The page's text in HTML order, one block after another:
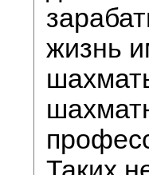
жизнь